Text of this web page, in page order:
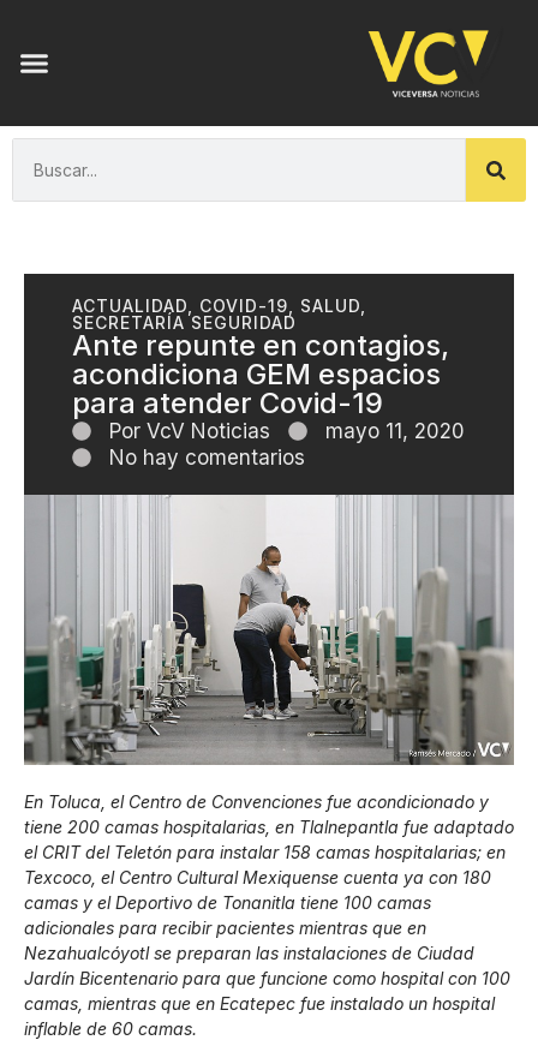
ACTUALIDAD, COVID-19, SALUD,
SECRETARÍA SEGURIDAD
Ante repunte en contagios,
acondiciona GEM espacios
para atender Covid-19
Por VcV Noticias
mayo 11, 2020
No hay comentarios
En Toluca, el Centro de Convenciones fue acondicionado y
tiene 200 camas hospitalarias, en Tlalnepantla fue adaptado
el CRIT del Teletón para instalar 158 camas hospitalarias; en
Texcoco, el Centro Cultural Mexiquense cuenta ya con 180
camas y el Deportivo de Tonanitla tiene 100 camas
adicionales para recibir pacientes mientras que en
Nezahualcóyotl se preparan las instalaciones de Ciudad
Jardín Bicentenario para que funcione como hospital con 100
camas, mientras que en Ecatepec fue instalado un hospital
inflable de 60 camas.